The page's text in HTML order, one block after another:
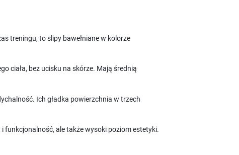
treningu, to slipy bawełniane w kolorze
ciała, bez ucisku na skórze. Mają średnią
Ich gładka powierzchnia w trzech
funkcjonalność, ale także wysoki poziom estetyki.